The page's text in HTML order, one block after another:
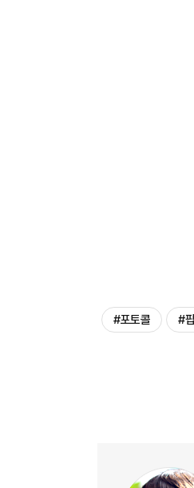
#포토콜 #